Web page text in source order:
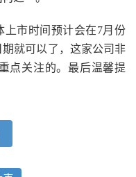
上市时间预计会在7月份
就可以了，这家公司非
点关注的。最后温馨提